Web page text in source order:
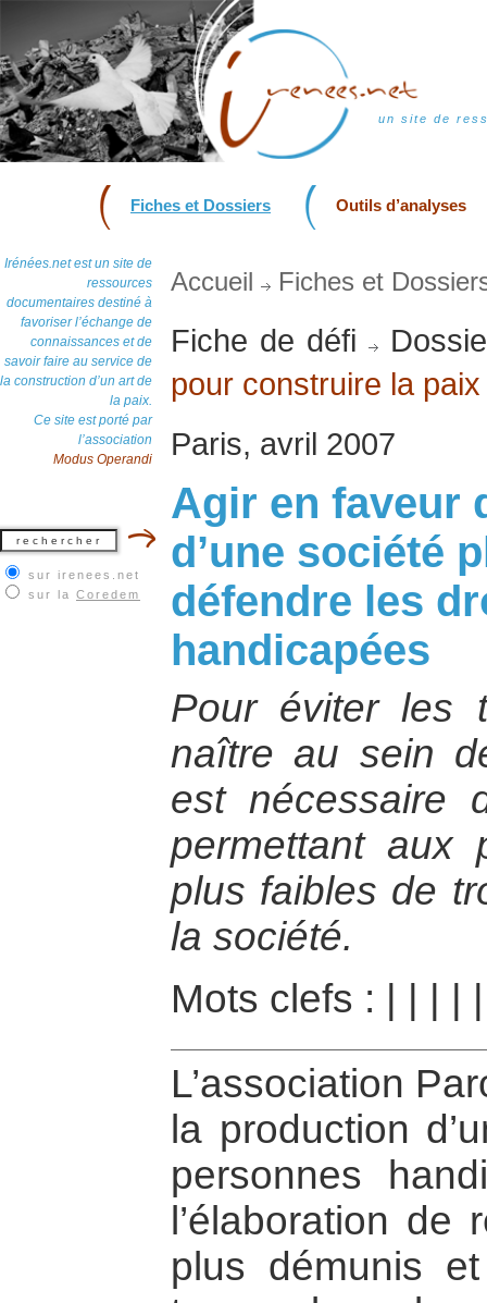
un site de
Fiches et Dossiers Outils d’analyses
Irénées.net est un site de
ressources
documentaires destiné à
favoriser l’échange de
connaissances et de
savoir faire au service de
la construction d’un art de
la paix.
Ce site est porté par
l’association
Modus Operandi
sur irenees.net
sur la Coredem
Accueil Fiches et
Fiche de défi
pour construire la
Paris, avril 2007
Agir en faveur
d’une société
défendre les
handicapées
Pour éviter les
naître au sein
est nécessaire
permettant aux
plus faibles de
la société.
Mots clefs :
L’association
la production
personnes
l’élaboration de
plus démunis